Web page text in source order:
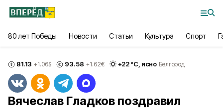
80 лет Победы Новости Статьи Культура Спорт
81.13 +1.06$ 93.58 +1.62€ +22°С, ясно Белгород
Вячеслав Гладков поздравил